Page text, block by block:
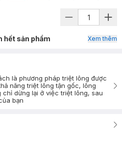
hết sản phẩm Xem thêm
là phương pháp triệt lông được
năng triệt lông tận gốc, lông
chỉ dừng lại ở việc triệt lông, sau
bạn